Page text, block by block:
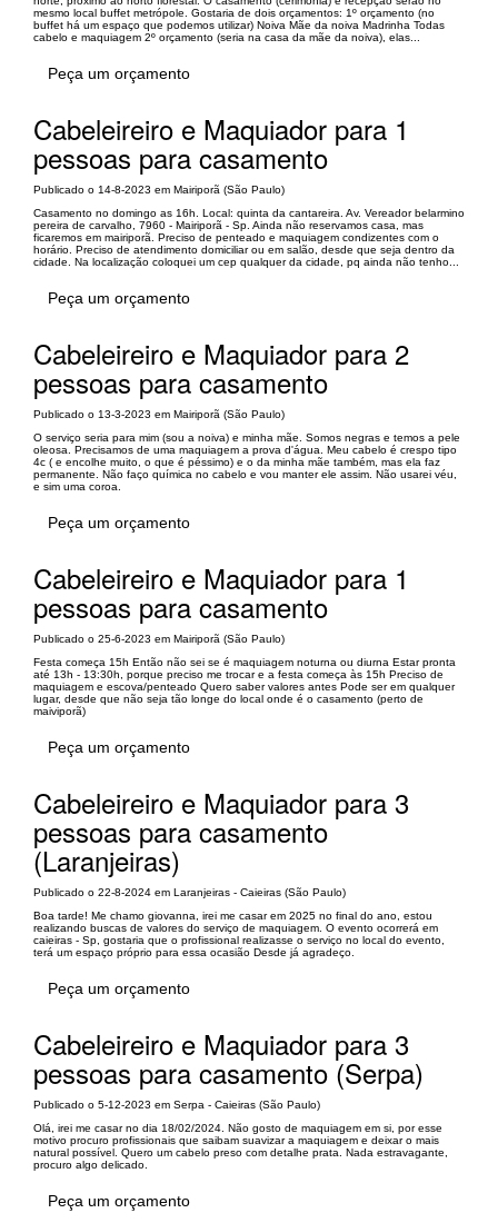
mesmo local buffet metrópole. Gostaria de dois orçamentos: 1º orçamento (no
buffet há um espaço que podemos utilizar) Noiva Mãe da noiva Madrinha Todas
cabelo e maquiagem 2º orçamento (seria na casa da mãe da noiva), elas...
Peça um orçamento
Cabeleireiro e Maquiador para 1
pessoas para casamento
Publicado o 14-8-2023 em Mairiporã (São Paulo)
Casamento no domingo as 16h. Local: quinta da cantareira. Av. Vereador belarmino
pereira de carvalho, 7960 - Mairiporã - Sp. Ainda não reservamos casa, mas
ficaremos em mairiporã. Preciso de penteado e maquiagem condizentes com o
horário. Preciso de atendimento domiciliar ou em salão, desde que seja dentro da
cidade. Na localização coloquei um cep qualquer da cidade, pq ainda não tenho...
Peça um orçamento
Cabeleireiro e Maquiador para 2
pessoas para casamento
Publicado o 13-3-2023 em Mairiporã (São Paulo)
O serviço seria para mim (sou a noiva) e minha mãe. Somos negras e temos a pele
oleosa. Precisamos de uma maquiagem a prova d'água. Meu cabelo é crespo tipo
4c ( e encolhe muito, o que é péssimo) e o da minha mãe também, mas ela faz
permanente. Não faço química no cabelo e vou manter ele assim. Não usarei véu,
e sim uma coroa.
Peça um orçamento
Cabeleireiro e Maquiador para 1
pessoas para casamento
Publicado o 25-6-2023 em Mairiporã (São Paulo)
Festa começa 15h Então não sei se é maquiagem noturna ou diurna Estar pronta
até 13h - 13:30h, porque preciso me trocar e a festa começa às 15h Preciso de
maquiagem e escova/penteado Quero saber valores antes Pode ser em qualquer
lugar, desde que não seja tão longe do local onde é o casamento (perto de
maiviporã)
Peça um orçamento
Cabeleireiro e Maquiador para 3
pessoas para casamento
(Laranjeiras)
Publicado o 22-8-2024 em Laranjeiras - Caieiras (São Paulo)
Boa tarde! Me chamo giovanna, irei me casar em 2025 no final do ano, estou
realizando buscas de valores do serviço de maquiagem. O evento ocorrerá em
caieiras - Sp, gostaria que o profissional realizasse o serviço no local do evento,
terá um espaço próprio para essa ocasião Desde já agradeço.
Peça um orçamento
Cabeleireiro e Maquiador para 3
pessoas para casamento (Serpa)
Publicado o 5-12-2023 em Serpa - Caieiras (São Paulo)
Olá, irei me casar no dia 18/02/2024. Não gosto de maquiagem em si, por esse
motivo procuro profissionais que saibam suavizar a maquiagem e deixar o mais
natural possível. Quero um cabelo preso com detalhe prata. Nada estravagante,
procuro algo delicado.
Peça um orçamento